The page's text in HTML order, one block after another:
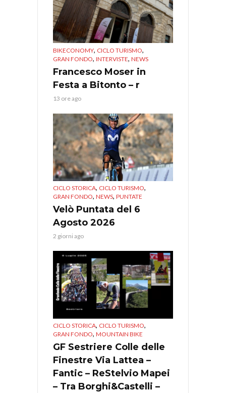
BIKECONOMY, CICLO TURISMO,
GRAN FONDO, INTERVISTE, NEWS
Francesco Moser in
Festa a Bitonto – r
13 ore ago
CICLO STORICA, CICLO TURISMO,
GRAN FONDO, NEWS, PUNTATE
Velò Puntata del 6
Agosto 2026
2 giorni ago
CICLO STORICA, CICLO TURISMO,
GRAN FONDO, MOUNTAIN BIKE
GF Sestriere Colle delle
Finestre Via Lattea –
Fantic – ReStelvio Mapei
– Tra Borghi&Castelli –